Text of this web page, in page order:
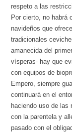
respeto a las
Por cierto, no habrá
navideños que
tradicionales
amanecida del
vísperas- hay que
con equipos de
Empero, siempre
continuará en el
haciendo uso de
con la parentela y
pasado con el